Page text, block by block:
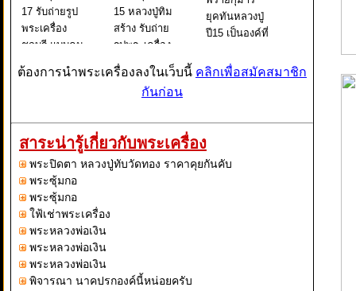
17 รับถ่ายรูป
พระเครื่อง
ชลบุรี แบบคม
15 หลวงปู่ทิม
สร้าง รับถ่าย
รูปพระเครื่อง
คมชัด พระ
ขุนแผนผง
พรายกุมาร
สร้างและปลุก
เสกโดยหลวง
ยุคทันหลวงปู่
ปี15 เป็นองค์ที่
มักไม่ยอมรับ
เพี้ยนออกไป
ซึ่งผมเองก็ไม
ต้องการนำพระเครื่องลงในเว็บนี้ คลิกเพื่อสมัคสมาชิก
กันก่อน
สาระน่ารู้เกี่ยวกับพระเครื่อง
พระปิดตา หลวงปู่ทับวัดทอง ราคาคุยกันคับ
พระซุ้มกอ
พระซุ้มกอ
ใฟ้เช่าพระเครื่อง
พระหลวงพ่อเงิน
พระหลวงพ่อเงิน
พระหลวงพ่อเงิน
พิจารณา นาคปรกองค์นี้หน่อยครับ